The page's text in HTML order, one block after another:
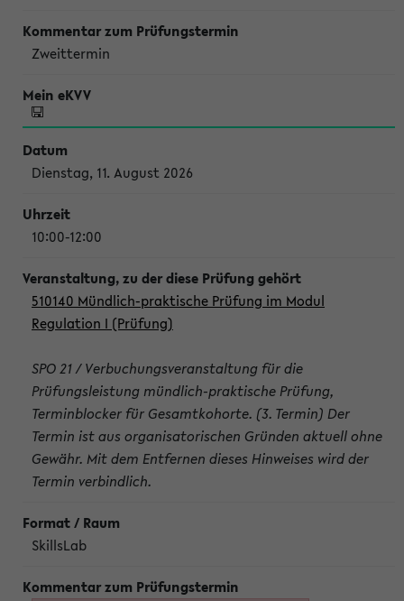
Zweittermin
Dienstag, 11. August 2026
10:00-12:00
510140 Mündlich-praktische Prüfung im Modul
Regulation I (Prüfung)
SPO 21 / Verbuchungsveranstaltung für die
Prüfungsleistung mündlich-praktische Prüfung,
Terminblocker für Gesamtkohorte. (3. Termin) Der
Termin ist aus organisatorischen Gründen aktuell ohne
Gewähr. Mit dem Entfernen dieses Hinweises wird der
Termin verbindlich.
SkillsLab